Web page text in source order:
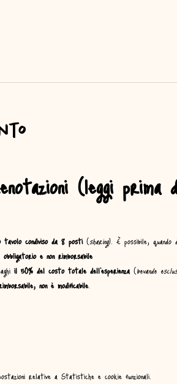
(leggi
tavolo condiviso da 8 posti (sharing). È possibile, quando
e non rimborsabile
il 50% del costo totale dell’esperienza (bevande
non è modificabile.
relative a Statistiche e cookie funzionali.